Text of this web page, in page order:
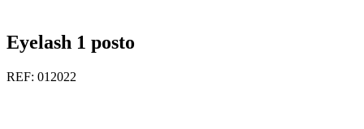
Eyelash 1 posto
REF: 012022